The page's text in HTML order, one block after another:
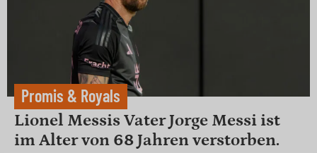
Promis & Royals
Lionel Messis Vater Jorge Messi ist
im Alter von 68 Jahren verstorben.